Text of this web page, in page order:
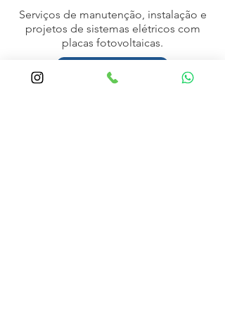
Serviços de manutenção, instalação e
projetos de sistemas elétricos com
placas fotovoltaicas.